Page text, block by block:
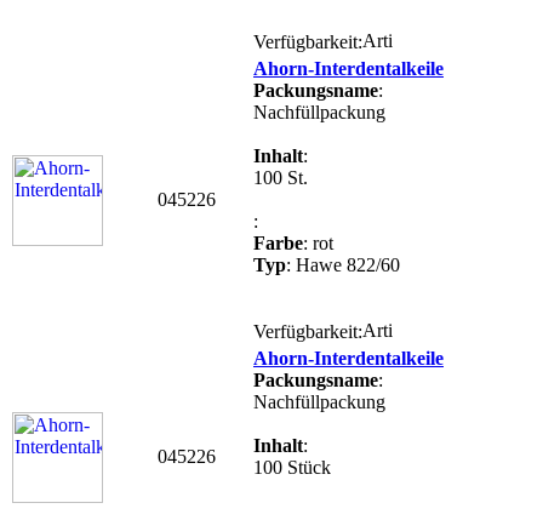
Verfügbarkeit:
045226
Ahorn-Interdentalkeile
Packungsname:
Nachfüllpackung
Inhalt:
100 St.
:
Farbe: rot
Typ: Hawe 822/60
Verfügbarkeit:
045226
Ahorn-Interdentalkeile
Packungsname:
Nachfüllpackung
Inhalt:
100 Stück